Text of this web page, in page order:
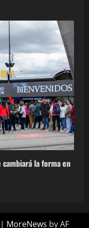
cambiará la forma en
| MoreNews by AF